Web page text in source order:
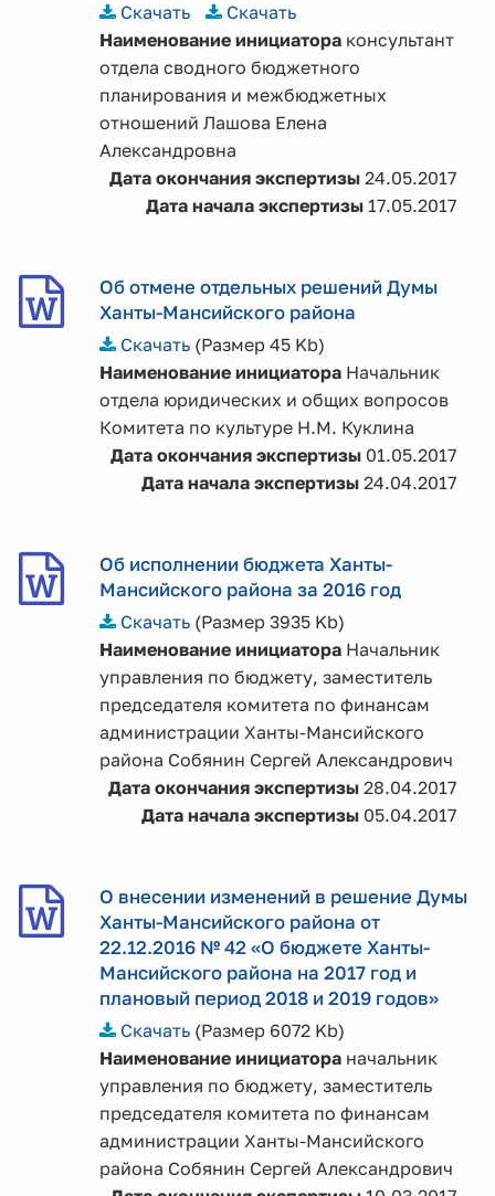
Скачать
Скачать
Наименование инициатора консультант
отдела сводного бюджетного
планирования и межбюджетных
отношений Лашова Елена
Александровна
Дата окончания экспертизы24.05.2017
Дата начала экспертизы17.05.2017
Об отмене отдельных решений Думы
Ханты-Мансийского района
Скачать(Размер 45 Kb)
Наименование инициатора Начальник
отдела юридических и общих вопросов
Комитета по культуре Н.М. Куклина
Дата окончания экспертизы01.05.2017
Дата начала экспертизы24.04.2017
Об исполнении бюджета Ханты-
Мансийского района за 2016 год
Скачать(Размер 3935 Kb)
Наименование инициатора Начальник
управления по бюджету, заместитель
председателя комитета по финансам
администрации Ханты-Мансийского
района Собянин Сергей Александрович
Дата окончания экспертизы28.04.2017
Дата начала экспертизы05.04.2017
О внесении изменений в решение Думы
Ханты-Мансийского района от
22.12.2016 № 42 «О бюджете Ханты-
Мансийского района на 2017 год и
плановый период 2018 и 2019 годов»
Скачать(Размер 6072 Kb)
Наименование инициатора начальник
управления по бюджету, заместитель
председателя комитета по финансам
администрации Ханты-Мансийского
района Собянин Сергей Александрович